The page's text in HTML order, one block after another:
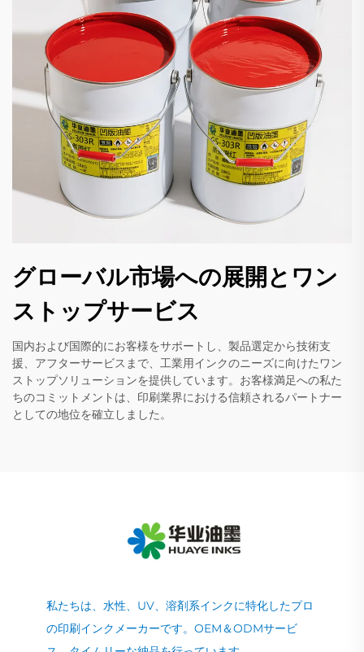
グローバル市場への展開とワン
ストップサービス
国内および国際的にお客様をサポートし、製品選定から技術支
援、アフターサービスまで、工業用インクのニーズに向けたワン
ストップソリューションを提供しています。お客様満足への私た
ちのコミットメントは、印刷業界における信頼されるパートナー
としての地位を確立しました。
私たちは、水性、UV、溶剤系インクに特化したプロ
の印刷インクメーカーです。OEM＆ODMサービ